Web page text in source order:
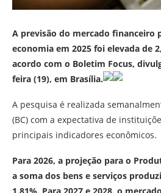
A previsão do mercado financeiro
economia em 2025 foi elevada de
acordo com o Boletim Focus,
feira (19), em Brasília.
A pesquisa é realizada
(BC) com a expectativa de
principais indicadores econômicos.
Para 2026, a projeção para o
a soma dos bens e serviços